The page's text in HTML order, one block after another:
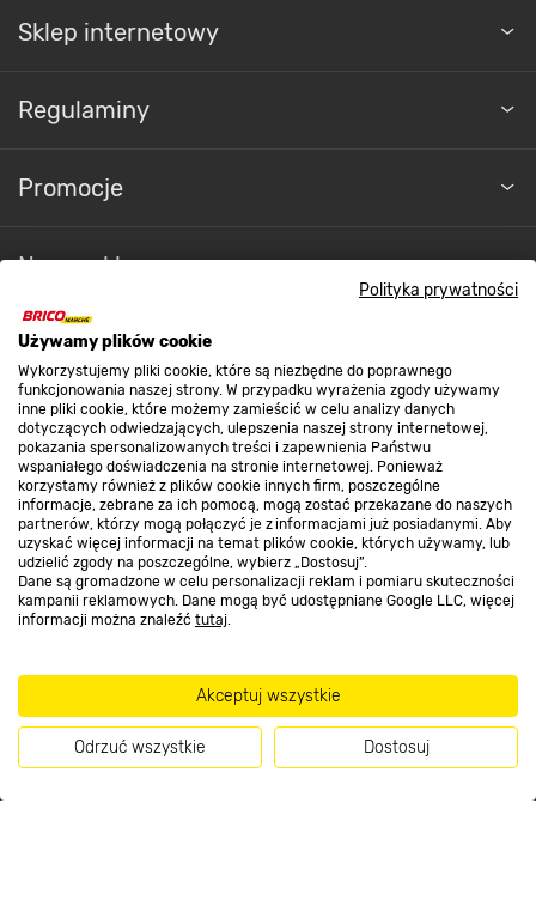
Polityka prywatności
Używamy plików cookie
Wykorzystujemy pliki cookie, które są niezbędne do poprawnego
funkcjonowania naszej strony. W przypadku wyrażenia zgody używamy
inne pliki cookie, które możemy zamieścić w celu analizy danych
dotyczących odwiedzających, ulepszenia naszej strony internetowej,
pokazania spersonalizowanych treści i zapewnienia Państwu
wspaniałego doświadczenia na stronie internetowej. Ponieważ
korzystamy również z plików cookie innych firm, poszczególne
informacje, zebrane za ich pomocą, mogą zostać przekazane do naszych
partnerów, którzy mogą połączyć je z informacjami już posiadanymi. Aby
uzyskać więcej informacji na temat plików cookie, których używamy, lub
udzielić zgody na poszczególne, wybierz „Dostosuj”.
Dane są gromadzone w celu personalizacji reklam i pomiaru skuteczności
kampanii reklamowych. Dane mogą być udostępniane Google LLC, więcej
informacji można znaleźć tutaj.
Akceptuj wszystkie
Odrzuć wszystkie Dostosuj
O nas
Kontakt do sklepu
Strefa biznesu
Dołącz do nas